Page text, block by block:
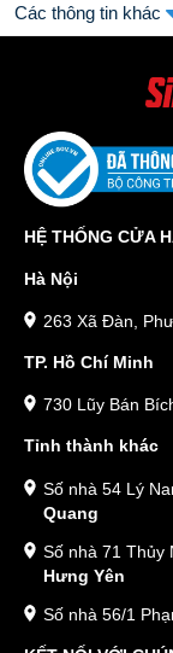
Các thông tin khác
HỆ THỐNG CỬA
Hà Nội
263 Xã Đàn,
TP. Hồ Chí Minh
730 Lũy Bán
Tỉnh thành khác
Số nhà 54 Lý
Quang
Số nhà 71 Thủy
Hưng Yên
Số nhà 56/1